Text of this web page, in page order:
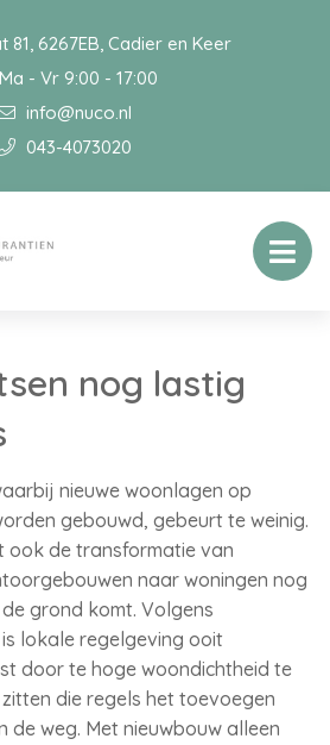
81, 6267EB, Cadier en Keer
Ma - Vr 9:00 - 17:00
info@nuco.nl
043-4073020
nog lastig
nieuwe woonlagen op
gebouwd, gebeurt te weinig.
ook de transformatie van
naar woningen nog
grond komt. Volgens
lokale regelgeving ooit
door te hoge woondichtheid te
die regels het toevoegen
de weg. Met nieuwbouw alleen